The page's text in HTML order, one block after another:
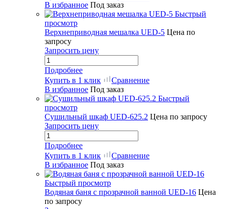
В избранное Под заказ
Быстрый
просмотр
Верхнеприводная мешалка UED-5 Цена по
запросу
Запросить цену
Подробнее
Купить в 1 клик
Сравнение
В избранное Под заказ
Быстрый
просмотр
Сушильный шкаф UED-625.2 Цена по запросу
Запросить цену
Подробнее
Купить в 1 клик
Сравнение
В избранное Под заказ
Быстрый просмотр
Водяная баня с прозрачной ванной UED-16 Цена
по запросу